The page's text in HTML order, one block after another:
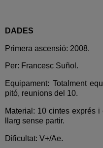
DADES
Primera ascensió: 2008.
Per: Francesc Suñol.
Equipament: Totalment
pitó, reunions del 10.
Material: 10 cintes exprés
llarg sense partir.
Dificultat: V+/Ae.